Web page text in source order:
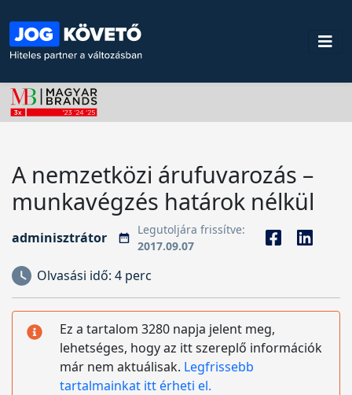
A nemzetközi árufuvarozás –
munkavégzés határok nélkül
adminisztrátor
Legutoljára frissítve:
2017.09.07
Olvasási idő: 4 perc
Ez a tartalom 3280 napja jelent meg,
lehetséges, hogy az itt szereplő információk
már nem aktuálisak. Legfrissebb
tartalmainkat itt érheti el.